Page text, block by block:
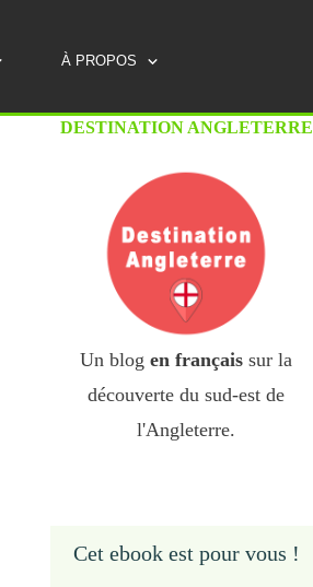
À PROPOS
DESTINATION ANGLETERRE
Un blogen français sur la
découverte du sud-est de
l'Angleterre.
Cet ebook est pour vous !